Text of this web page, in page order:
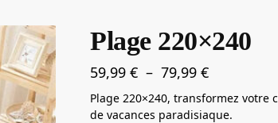
Plage 220×240
59,99€ – 79,99€
Plage 220×240, transformez votre
de vacances paradisiaque.